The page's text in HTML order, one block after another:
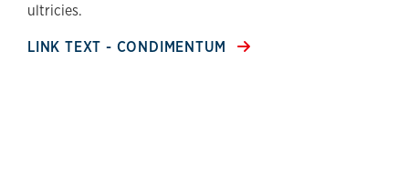
ultricies.
LINK TEXT - CONDIMENTUM